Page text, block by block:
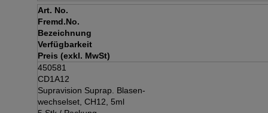
Art. No.
Fremd.No.
Bezeichnung
Verfügbarkeit
Preis (exkl. MwSt)
450581
CD1A12
Supravision Suprap. Blasen-
wechselset, CH12, 5ml